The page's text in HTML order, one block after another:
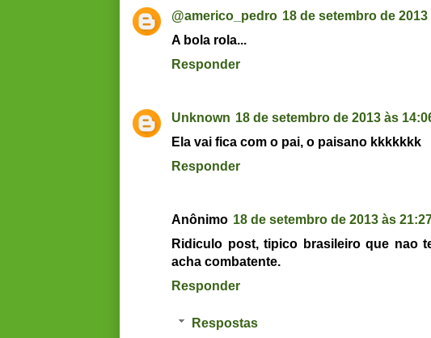
@americo_pedro 18 de setembro de 2013
A bola rola...
Responder
Unknown 18 de setembro de 2013 às
Ela vai fica com o pai, o paisano kkkkkkk
Responder
Anônimo 18 de setembro de 2013 às
Ridiculo post, tipico brasileiro que nao
acha combatente.
Responder
Respostas